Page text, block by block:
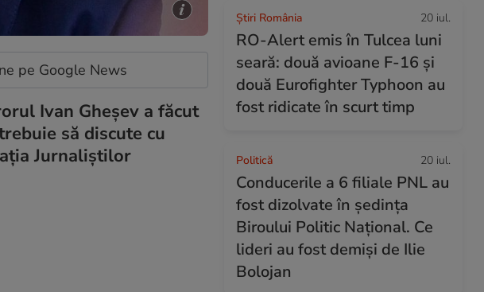
pe Google News
Ivan Gheșev a făcut
să discute cu
Jurnaliștilor
Știri România 20 iul.
RO-Alert emis în Tulcea luni
seară: două avioane F-16 și
două Eurofighter Typhoon au
fost ridicate în scurt timp
Politică 20 iul.
Conducerile a 6 filiale PNL au
fost dizolvate în ședința
Biroului Politic Național. Ce
lideri au fost demiși de Ilie
Bolojan